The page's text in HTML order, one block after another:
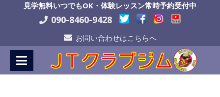
見学無料いつでもOK・体験レッスン常時予約受付中
090-8460-9428
お問い合わせはこちらへ